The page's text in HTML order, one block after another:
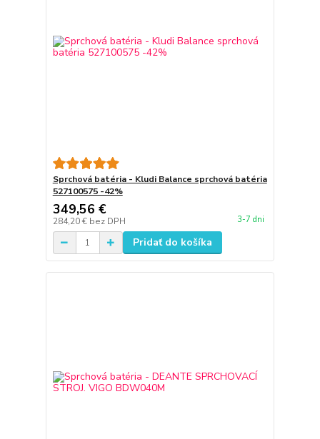
Sprchová batéria - Kludi Balance sprchová batéria
527100575 -42%
349,56 €
284,20 € bez DPH 3-7 dni
Pridať do košíka